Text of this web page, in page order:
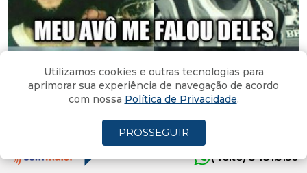
(4oito) 3431.5150
Utilizamos cookies e outras tecnologias para
aprimorar sua experiência de navegação de acordo
com nossa Política de Privacidade.
PROSSEGUIR